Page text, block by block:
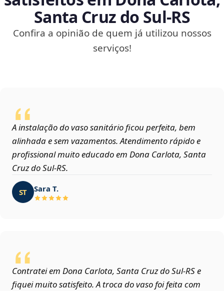
Santa Cruz do Sul‑RS
Confira a opinião de quem já utilizou nossos
serviços!
A instalação do vaso sanitário ficou perfeita, bem
alinhada e sem vazamentos. Atendimento rápido e
profissional muito educado em Dona Carlota, Santa
Cruz do Sul‑RS.
ST Sara T.
Contratei em Dona Carlota, Santa Cruz do Sul‑RS e
fiquei muito satisfeito. A troca do vaso foi feita com